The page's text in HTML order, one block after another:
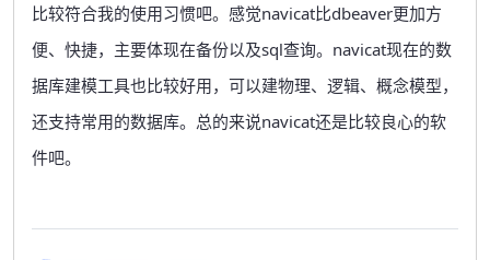
比较符合我的使用习惯吧。感觉navicat比dbeaver更加方
便、快捷，主要体现在备份以及sql查询。navicat现在的数
据库建模工具也比较好用，可以建物理、逻辑、概念模型，
还支持常用的数据库。总的来说navicat还是比较良心的软
件吧。